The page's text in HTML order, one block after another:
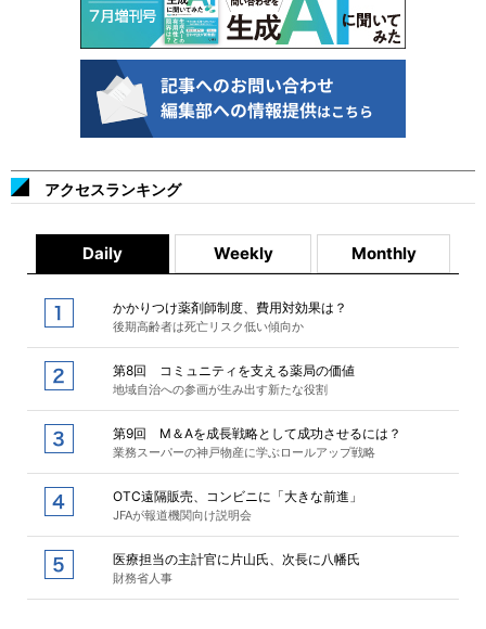
アクセスランキング
Daily Weekly Monthly
かかりつけ薬剤師制度、費用対効果は？
後期高齢者は死亡リスク低い傾向か
第8回 コミュニティを支える薬局の価値
地域自治への参画が生み出す新たな役割
第9回 M＆Aを成長戦略として成功させるには？
業務スーパーの神戸物産に学ぶロールアップ戦略
OTC遠隔販売、コンビニに「大きな前進」
JFAが報道機関向け説明会
医療担当の主計官に片山氏、次長に八幡氏
財務省人事